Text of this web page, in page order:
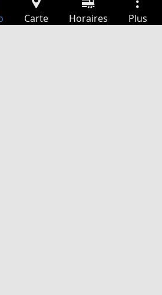
Carte Horaires Plus